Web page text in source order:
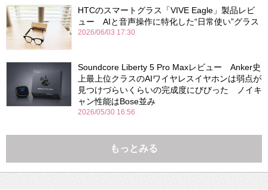
HTCのスマートグラス「VIVE Eagle」製品レビ
ュー AIと音声操作に特化した“日常使い”グラス
2026/06/03 17:30
Soundcore Liberty 5 Pro Maxレビュー Anker史
上最上位クラスのAIワイヤレスイヤホンは弱点が
見つけづらいくらいの完成度にびびった ノイキ
ャン性能はBose並み
2026/05/30 16:56
もっとみる